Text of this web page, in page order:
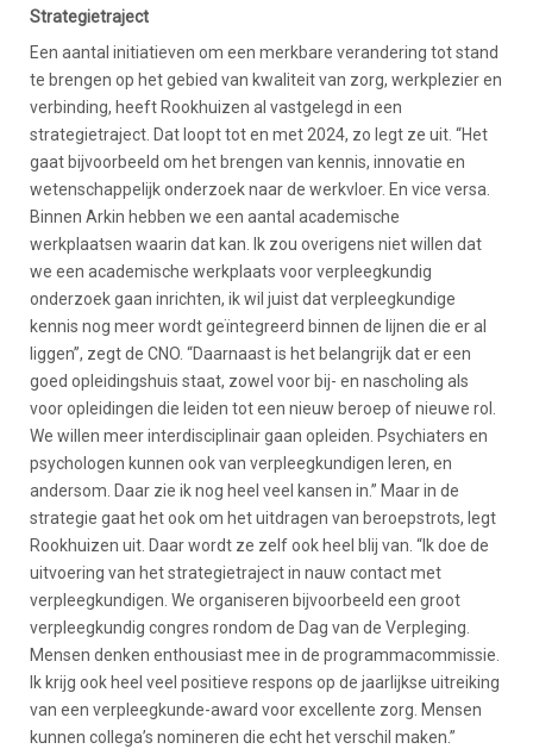
Strategietraject
Een aantal initiatieven om een merkbare verandering tot stand
te brengen op het gebied van kwaliteit van zorg, werkplezier en
verbinding, heeft Rookhuizen al vastgelegd in een
strategietraject. Dat loopt tot en met 2024, zo legt ze uit. “Het
gaat bijvoorbeeld om het brengen van kennis, innovatie en
wetenschappelijk onderzoek naar de werkvloer. En vice versa.
Binnen Arkin hebben we een aantal academische
werkplaatsen waarin dat kan. Ik zou overigens niet willen dat
we een academische werkplaats voor verpleegkundig
onderzoek gaan inrichten, ik wil juist dat verpleegkundige
kennis nog meer wordt geïntegreerd binnen de lijnen die er al
liggen”, zegt de CNO. “Daarnaast is het belangrijk dat er een
goed opleidingshuis staat, zowel voor bij- en nascholing als
voor opleidingen die leiden tot een nieuw beroep of nieuwe rol.
We willen meer interdisciplinair gaan opleiden. Psychiaters en
psychologen kunnen ook van verpleegkundigen leren, en
andersom. Daar zie ik nog heel veel kansen in.” Maar in de
strategie gaat het ook om het uitdragen van beroepstrots, legt
Rookhuizen uit. Daar wordt ze zelf ook heel blij van. “Ik doe de
uitvoering van het strategietraject in nauw contact met
verpleegkundigen. We organiseren bijvoorbeeld een groot
verpleegkundig congres rondom de Dag van de Verpleging.
Mensen denken enthousiast mee in de programmacommissie.
Ik krijg ook heel veel positieve respons op de jaarlijkse uitreiking
van een verpleegkunde-award voor excellente zorg. Mensen
kunnen collega’s nomineren die echt het verschil maken.”